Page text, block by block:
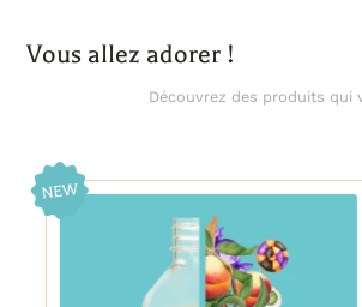
Vous allez adorer !
Découvrez des produits qui